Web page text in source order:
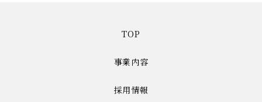
TOP
事業内容
採用情報